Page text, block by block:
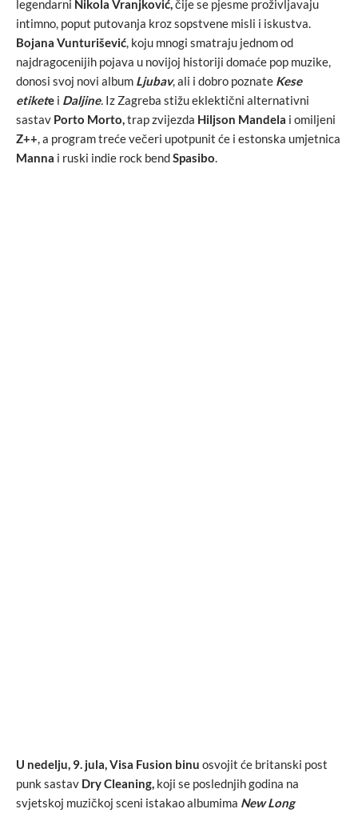
legendarni Nikola Vranjković,čije se pjesme proživljavaju
intimno, poput putovanja kroz sopstvene misli i iskustva.
Bojana Vunturišević, koju mnogi smatraju jednom od
najdragocenijih pojava u novijoj historiji domaće pop muzike,
donosi svoj novi album Ljubav, ali i dobro poznate Kese
etikete i Daljine. Iz Zagreba stižu eklektični alternativni
sastav Porto Morto,trap zvijezda Hiljson Mandela i omiljeni
Z++, a program treće večeri upotpunit će i estonska umjetnica
Manna i ruski indie rock bendSpasibo.
U nedelju, 9. jula,Visa Fusion binu osvojit će britanski post
punk sastav Dry Cleaning, koji se poslednjih godina na
svjetskoj muzičkoj sceni istakao albumima New Long